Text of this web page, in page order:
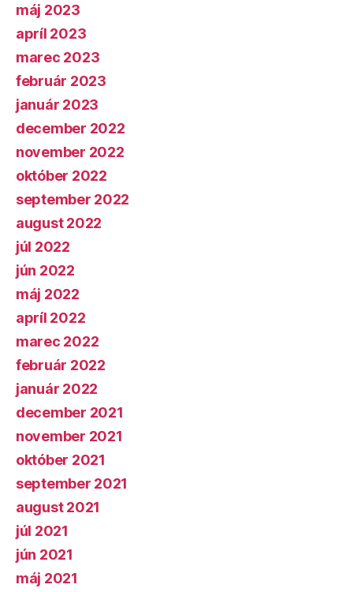
máj 2023
apríl 2023
marec 2023
február 2023
január 2023
december 2022
november 2022
október 2022
september 2022
august 2022
júl 2022
jún 2022
máj 2022
apríl 2022
marec 2022
február 2022
január 2022
december 2021
november 2021
október 2021
september 2021
august 2021
júl 2021
jún 2021
máj 2021